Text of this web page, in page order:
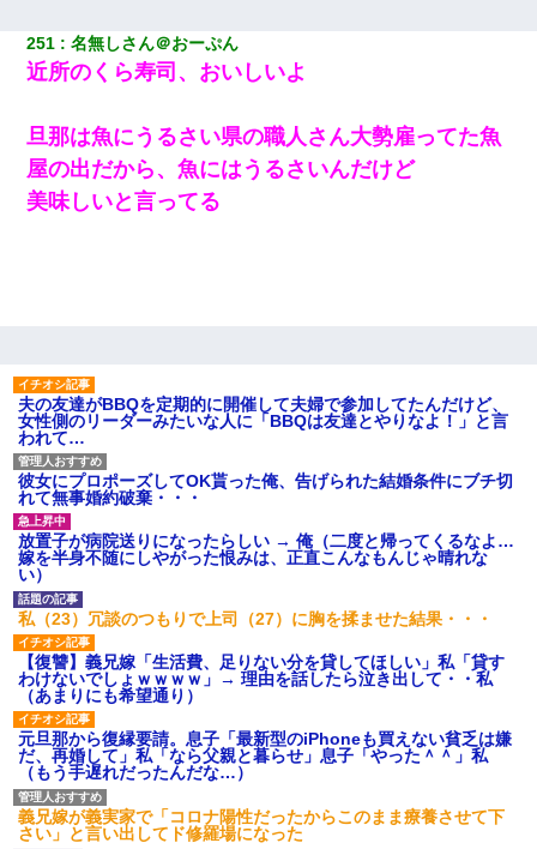
251 名無しさん＠おーぷん
近所のくら寿司、おいしいよ
旦那は魚にうるさい県の職人さん大勢雇ってた魚
屋の出だから、魚にはうるさいんだけど
美味しいと言ってる
夫の友達がBBQを定期的に開催して夫婦で参加してたんだけど、
女性側のリーダーみたいな人に「BBQは友達とやりなよ！」と言
われて…
彼女にプロポーズしてOK貰った俺、告げられた結婚条件にブチ切
れて無事婚約破棄・・・
放置子が病院送りになったらしい → 俺（二度と帰ってくるなよ…
嫁を半身不随にしやがった恨みは、正直こんなもんじゃ晴れな
い）
私（23）冗談のつもりで上司（27）に胸を揉ませた結果・・・
【復讐】義兄嫁「生活費、足りない分を貸してほしい」私「貸す
わけないでしょｗｗｗｗ」→ 理由を話したら泣き出して・・私
（あまりにも希望通り）
元旦那から復縁要請。息子「最新型のiPhoneも買えない貧乏は嫌
だ、再婚して」私「なら父親と暮らせ」息子「やった＾＾」私
（もう手遅れだったんだな…）
義兄嫁が義実家で「コロナ陽性だったからこのまま療養させて下
さい」と言い出してド修羅場になった